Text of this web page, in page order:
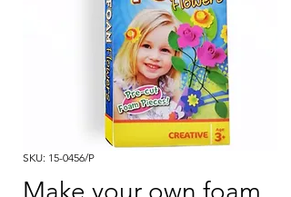
SKU: 15-0456/P